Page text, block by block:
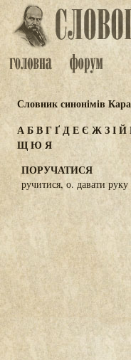
Словник синонімів
АБВГҐДЕЄ ЖЗІЙ
ЩЮ Я
ПОРУЧАТИСЯ
ручитися, о. давати руку